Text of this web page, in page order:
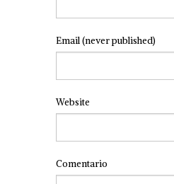
Email(never published)
Website
Comentario